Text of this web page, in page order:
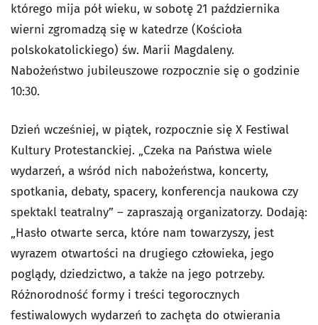
którego mija pół wieku, w sobotę 21 października
wierni zgromadzą się w katedrze (Kościoła
polskokatolickiego) św. Marii Magdaleny.
Nabożeństwo jubileuszowe rozpocznie się o godzinie
10:30.
Dzień wcześniej, w piątek, rozpocznie się X Festiwal
Kultury Protestanckiej. „Czeka na Państwa wiele
wydarzeń, a wśród nich nabożeństwa, koncerty,
spotkania, debaty, spacery, konferencja naukowa czy
spektakl teatralny” ­­­– zapraszają organizatorzy. Dodają:
„Hasło otwarte serca, które nam towarzyszy, jest
wyrazem otwartości na drugiego człowieka, jego
poglądy, dziedzictwo, a także na jego potrzeby.
Różnorodność formy i treści tegorocznych
festiwalowych wydarzeń to zachęta do otwierania